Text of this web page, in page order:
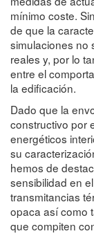
mínimo coste.
de que la
simulaciones no
reales y, por lo
entre el
la edificación.
Dado que la
constructivo por
energéticos
su
hemos de
sensibilidad en
transmitancias
opaca así como
que compiten